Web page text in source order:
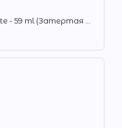
GSE Liquid Concentrate - 59 ml (Затертая дата)